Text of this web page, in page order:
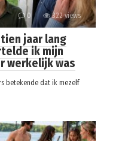
0 322 views
jaar lang
ik mijn
werkelijk was
betekende dat ik mezelf